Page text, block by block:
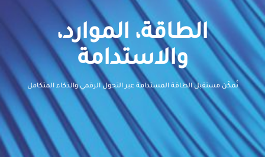
الطاقة، الموارد،
والاستدامة
نُمكّن مستقبل الطاقة المستدامة عبر التحول الرقمي والذكاء المتكامل